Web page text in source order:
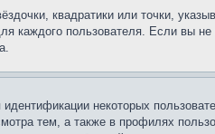
квадратики или точки,
каждого пользователя. Если вы
некоторых
тем, а также в профилях